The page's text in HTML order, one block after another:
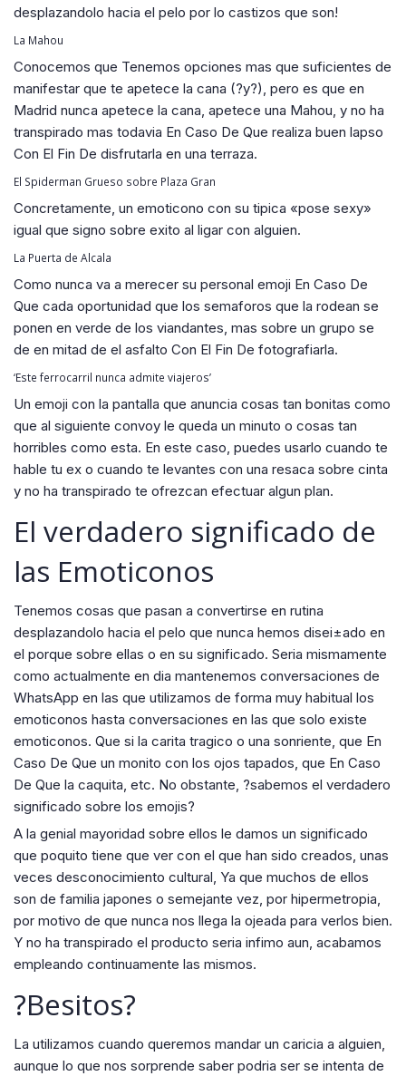
desplazandolo hacia el pelo por lo castizos que son!
La Mahou
Conocemos que Tenemos opciones mas que suficientes de
manifestar que te apetece la cana (?y?), pero es que en
Madrid nunca apetece la cana, apetece una Mahou, y no ha
transpirado mas todavia En Caso De Que realiza buen lapso
Con El Fin De disfrutarla en una terraza.
El Spiderman Grueso sobre Plaza Gran
Concretamente, un emoticono con su tipica «pose sexy»
igual que signo sobre exito al ligar con alguien.
La Puerta de Alcala
Como nunca va a merecer su personal emoji En Caso De
Que cada oportunidad que los semaforos que la rodean se
ponen en verde de los viandantes, mas sobre un grupo se
de en mitad de el asfalto Con El Fin De fotografiarla.
‘Este ferrocarril nunca admite viajeros’
Un emoji con la pantalla que anuncia cosas tan bonitas como
que al siguiente convoy le queda un minuto o cosas tan
horribles como esta. En este caso, puedes usarlo cuando te
hable tu ex o cuando te levantes con una resaca sobre cinta
y no ha transpirado te ofrezcan efectuar algun plan.
El verdadero significado de
las Emoticonos
Tenemos cosas que pasan a convertirse en rutina
desplazandolo hacia el pelo que nunca hemos disei±ado en
el porque sobre ellas o en su significado. Seri­a mismamente
como actualmente en dia mantenemos conversaciones de
WhatsApp en las que utilizamos de forma muy habitual los
emoticonos hasta conversaciones en las que solo existe
emoticonos. Que si la carita tragico o una sonriente, que En
Caso De Que un monito con los ojos tapados, que En Caso
De Que la caquita, etc. No obstante, ?sabemos el verdadero
significado sobre los emojis?
A la genial mayoridad sobre ellos le damos un significado
que poquito tiene que ver con el que han sido creados, unas
veces desconocimiento cultural, Ya que muchos de ellos
son de familia japones o semejante vez, por hipermetropia,
por motivo de que nunca nos llega la ojeada para verlos bien.
Y no ha transpirado el producto seri­a infimo aun, acabamos
empleando continuamente las mismos.
?Besitos?
La utilizamos cuando queremos mandar un caricia a alguien,
aunque lo que nos sorprende saber podri­a ser se intenta de